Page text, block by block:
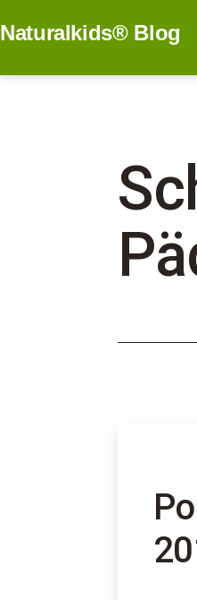
Inhalt
Naturalkids® Blog